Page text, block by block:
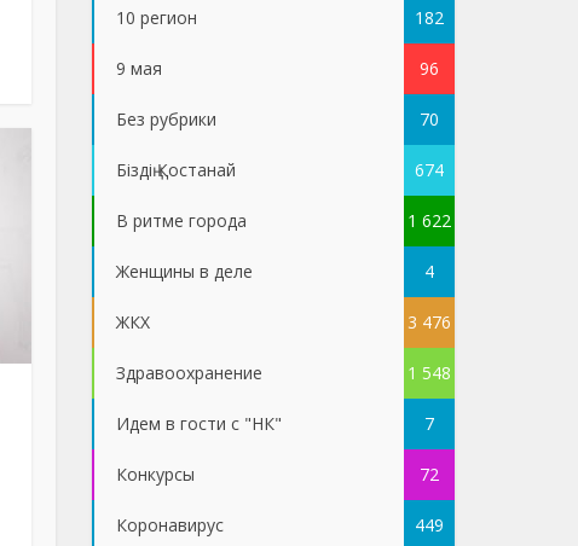
10 регион 182
9 мая 96
Без рубрики 70
Біздің Қостанай 674
В ритме города 1 622
Женщины в деле 4
ЖКХ 3 476
Здравоохранение 1 548
Идем в гости с "НК" 7
Конкурсы 72
Коронавирус 449